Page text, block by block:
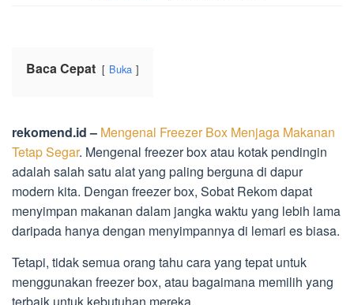
Baca Cepat Buka
rekomend.id – Mengenal Freezer Box Menjaga Makanan
Tetap Segar. Mengenal freezer box atau kotak pendingin
adalah salah satu alat yang paling berguna di dapur
modern kita. Dengan freezer box, Sobat Rekom dapat
menyimpan makanan dalam jangka waktu yang lebih lama
daripada hanya dengan menyimpannya di lemari es biasa.
Tetapi, tidak semua orang tahu cara yang tepat untuk
menggunakan freezer box, atau bagaimana memilih yang